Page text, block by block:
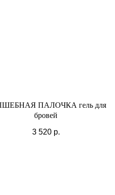
ПАЛОЧКА гель для
бровей
3 520 р.